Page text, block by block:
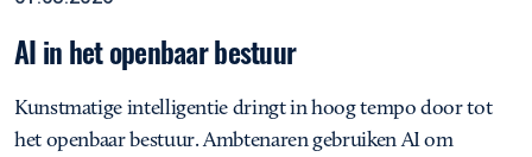
AI in het openbaar bestuur
Kunstmatige intelligentie dringt in hoog tempo door tot
het openbaar bestuur. Ambtenaren gebruiken AI om